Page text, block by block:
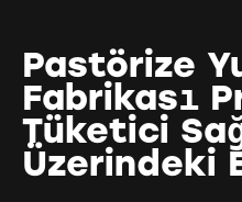
Pastörize
Fabrikası
Tüketici
Üzerindeki